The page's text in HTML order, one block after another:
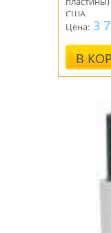
США
Цена: 3
В